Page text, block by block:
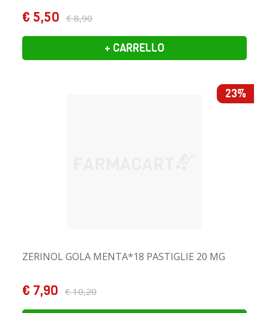
€ 5,50 € 8,90
+ CARRELLO
23%
ZERINOL GOLA MENTA*18 PASTIGLIE 20 MG
€ 7,90 € 10,20